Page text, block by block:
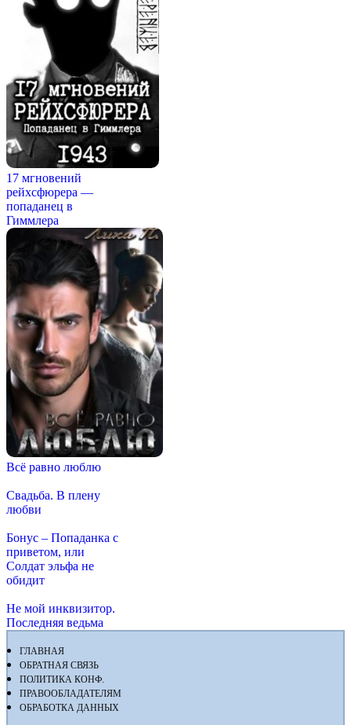
17 мгновений
рейхсфюрера —
попаданец в
Гиммлера
Всё равно люблю
Свадьба. В плену
любви
Бонус – Попаданка с
приветом, или
Солдат эльфа не
обидит
Не мой инквизитор.
Последняя ведьма
ГЛАВНАЯ
ОБРАТНАЯ СВЯЗЬ
ПОЛИТИКА КОНФ.
ПРАВООБЛАДАТЕЛЯМ
ОБРАБОТКА ДАННЫХ